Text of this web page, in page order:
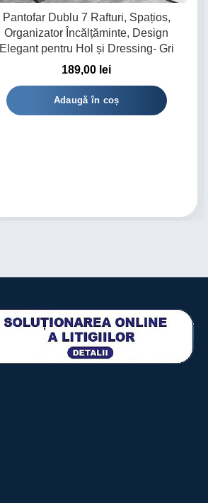
Pantofar Dublu 7 Rafturi, Spațios,
Organizator Încălțăminte, Design
Elegant pentru Hol și Dressing- Gri
189,00 lei
Adaugă în coș